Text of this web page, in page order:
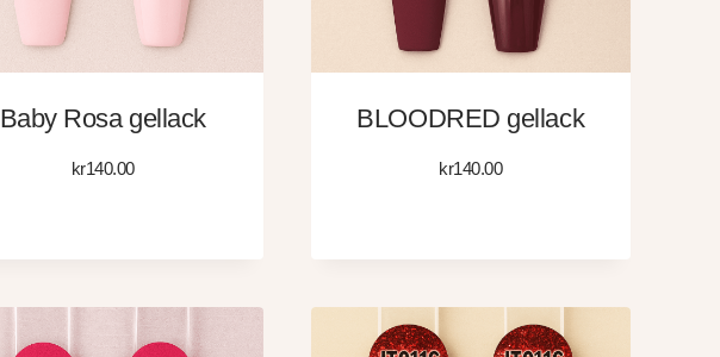
Baby Rosa gellack
kr140.00
BLOODRED gellack
kr140.00